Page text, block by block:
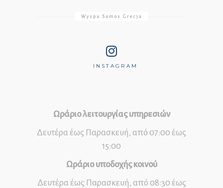
Wyspa Samos Grecja
INSTAGRAM
Ωράριο λειτουργίας υπηρεσιών
Δευτέρα έως Παρασκευή, από 07:00 έως
15:00
Ωράριο υποδοχής κοινού
Δευτέρα έως Παρασκευή, από 08:30 έως